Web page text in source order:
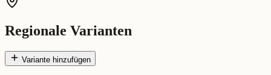
Regionale Varianten
Variante hinzufügen